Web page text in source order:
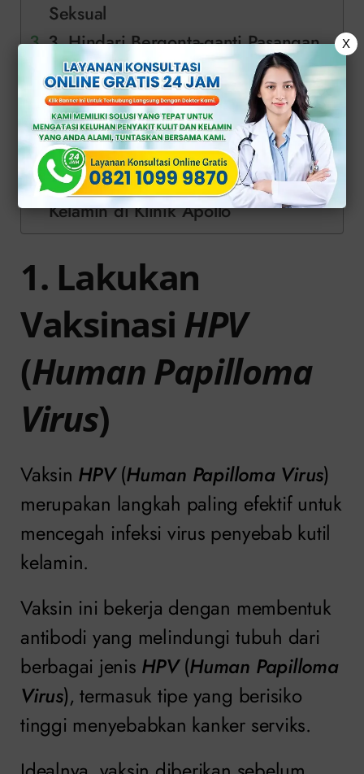
Seksual
3. Hindari Bergonta-ganti Pasangan
Seksual
4. Rutin Melakukan Pemeriksaan
Kesehatan Reproduksi
5. Jaga Kebersihan Organ Intim
Solusi Tepat Atasi dan Cegah Kutil
Kelamin di Klinik Apollo
1. Lakukan
Vaksinasi HPV
(Human Papilloma
Virus)
Vaksin HPV(Human Papilloma Virus)
merupakan langkah paling efektif untuk
mencegah infeksi virus penyebab kutil
kelamin.
Vaksin ini bekerja dengan membentuk
antibodi yang melindungi tubuh dari
berbagai jenis HPV(Human Papilloma
Virus), termasuk tipe yang berisiko
tinggi menyebabkan kanker serviks.
X